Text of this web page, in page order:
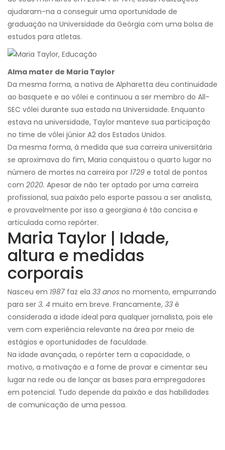
ajudaram-na a conseguir uma oportunidade de
graduação na Universidade da Geórgia com uma bolsa de
estudos para atletas.
Alma mater de Maria Taylor
Da mesma forma, a nativa de Alpharetta deu continuidade
ao basquete e ao vôlei e continuou a ser membro do All-
SEC vôlei durante sua estada na Universidade. Enquanto
estava na universidade, Taylor manteve sua participação
no time de vôlei júnior A2 dos Estados Unidos.
Da mesma forma, à medida que sua carreira universitária
se aproximava do fim, Maria conquistou o quarto lugar no
número de mortes na carreira por 1729 e total de pontos
com 2020. Apesar de não ter optado por uma carreira
profissional, sua paixão pelo esporte passou a ser analista,
e provavelmente por isso a georgiana é tão concisa e
articulada como repórter.
Maria Taylor | Idade,
altura e medidas
corporais
Nasceu em 1987 faz ela 33 anos no momento, empurrando
para ser 3. 4 muito em breve. Francamente, 33 é
considerada a idade ideal para qualquer jornalista, pois ele
vem com experiência relevante na área por meio de
estágios e oportunidades de faculdade.
Na idade avançada, o repórter tem a capacidade, o
motivo, a motivação e a fome de provar e cimentar seu
lugar na rede ou de lançar as bases para empregadores
em potencial. Tudo depende da paixão e das habilidades
de comunicação de uma pessoa.